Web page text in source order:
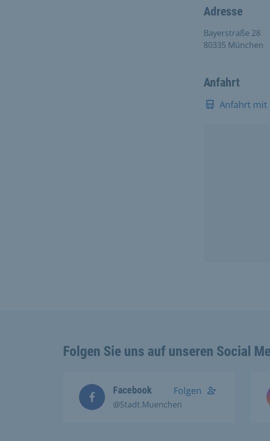
Adresse
Bayerstraße 28
80335 München
Anfahrt
Anfahrt mit
Folgen Sie uns auf unseren Social
Facebook
@Stadt.Muenchen
Folgen